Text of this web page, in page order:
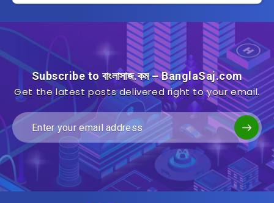
Subscribe to বাংলাসাজ.কম – BanglaSaj.com
Get the latest posts delivered right to your email.